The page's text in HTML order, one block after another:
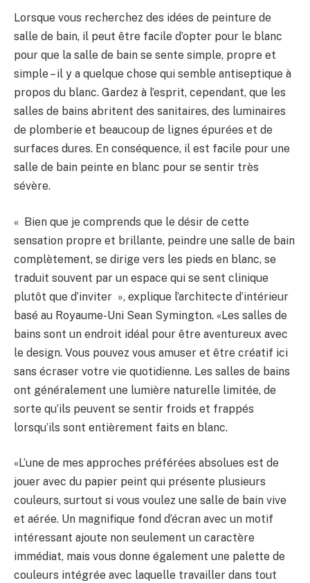
Lorsque vous recherchez des idées de peinture de
salle de bain, il peut être facile d’opter pour le blanc
pour que la salle de bain se sente simple, propre et
simple – il y a quelque chose qui semble antiseptique à
propos du blanc. Gardez à l’esprit, cependant, que les
salles de bains abritent des sanitaires, des luminaires
de plomberie et beaucoup de lignes épurées et de
surfaces dures. En conséquence, il est facile pour une
salle de bain peinte en blanc pour se sentir très
sévère.
« Bien que je comprends que le désir de cette
sensation propre et brillante, peindre une salle de bain
complètement, se dirige vers les pieds en blanc, se
traduit souvent par un espace qui se sent clinique
plutôt que d’inviter », explique l’architecte d’intérieur
basé au Royaume-Uni Sean Symington. «Les salles de
bains sont un endroit idéal pour être aventureux avec
le design. Vous pouvez vous amuser et être créatif ici
sans écraser votre vie quotidienne. Les salles de bains
ont généralement une lumière naturelle limitée, de
sorte qu’ils peuvent se sentir froids et frappés
lorsqu’ils sont entièrement faits en blanc.
«L’une de mes approches préférées absolues est de
jouer avec du papier peint qui présente plusieurs
couleurs, surtout si vous voulez une salle de bain vive
et aérée. Un magnifique fond d’écran avec un motif
intéressant ajoute non seulement un caractère
immédiat, mais vous donne également une palette de
couleurs intégrée avec laquelle travailler dans tout